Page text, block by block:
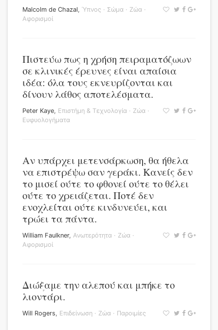
Malcolm de Chazal, Ύπνος · Σώμα · Ζώα ·
Αφορισμοί
Πιστεύω πως η χρήση πειραματόζωων
σε κλινικές έρευνες είναι απαίσια
ιδέα: όλα τους εκνευρίζονται και
δίνουν λάθος αποτελέσματα.
Peter Kaye, Επιστήμη & Τεχνολογία · Ζώα ·
Ευφυολογήματα
Αν υπάρχει μετενσάρκωση, θα ήθελα
να επιστρέψω σαν γεράκι. Κανείς δεν
το μισεί ούτε το φθονεί ούτε το θέλει
ούτε το χρειάζεται. Ποτέ δεν
ενοχλείται ούτε κινδυνεύει, και
τρώει τα πάντα.
William Faulkner, Ανωτερότητα · Ζώα ·
Αφορισμοί
Διώξαμε την αλεπού και μπήκε το
λιοντάρι.
Will Rogers, Επιδείνωση · Ζώα · Παροιμίες